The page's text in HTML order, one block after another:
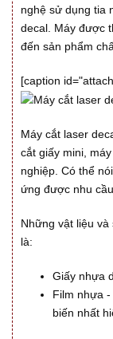
nghệ sử dụng tia
decal. Máy được
đến sản phẩm
[caption
Máy cắt laser
cắt giấy mini,
nghiệp. Có thể
ứng được nhu
Những vật liệu
là:
Giấy nhựa
Film nhựa
biến nhất